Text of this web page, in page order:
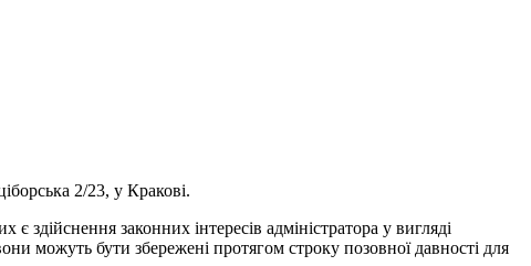
2/23, у Кракові.
здійснення законних інтересів адміністратора у вигляді
можуть бути збережені протягом строку позовної давності для